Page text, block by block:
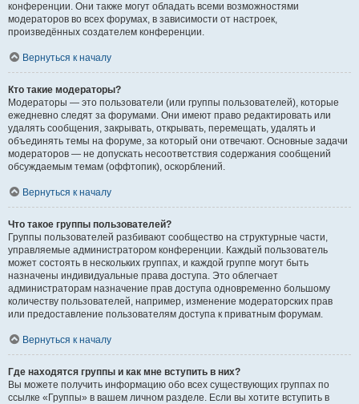
конференции. Они также могут обладать всеми возможностями
модераторов во всех форумах, в зависимости от настроек,
произведённых создателем конференции.
Вернуться к началу
Кто такие модераторы?
Модераторы — это пользователи (или группы пользователей), которые
ежедневно следят за форумами. Они имеют право редактировать или
удалять сообщения, закрывать, открывать, перемещать, удалять и
объединять темы на форуме, за который они отвечают. Основные задачи
модераторов — не допускать несоответствия содержания сообщений
обсуждаемым темам (оффтопик), оскорблений.
Вернуться к началу
Что такое группы пользователей?
Группы пользователей разбивают сообщество на структурные части,
управляемые администратором конференции. Каждый пользователь
может состоять в нескольких группах, и каждой группе могут быть
назначены индивидуальные права доступа. Это облегчает
администраторам назначение прав доступа одновременно большому
количеству пользователей, например, изменение модераторских прав
или предоставление пользователям доступа к приватным форумам.
Вернуться к началу
Где находятся группы и как мне вступить в них?
Вы можете получить информацию обо всех существующих группах по
ссылке «Группы» в вашем личном разделе. Если вы хотите вступить в